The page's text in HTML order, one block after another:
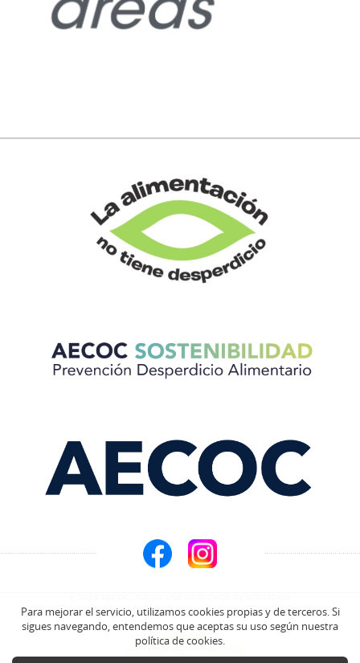
Aviso Legal
Política de Privacidad
Para mejorar el servicio, utilizamos cookies propias y de terceros. Si
sigues navegando, entendemos que aceptas su uso según nuestra
política de cookies.